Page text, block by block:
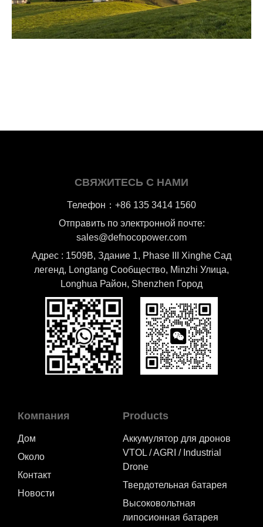
СВЯЖИТЕСЬ С НАМИ
Телефон：+86 135 3414 1560
Отправить по электронной почте:
sales@defnocopower.com
Адрес : 1509B, Здание 1, Phase III Xinghe Сад
легенд, Longtang Cообщество, Minzhi Улица,
Longhua Район, Shenzhen Город
Компания
Дом
Около
Контакт
Новости
Products
Аккумулятор для дронов
VTOL / AGRI / Industrial
Drone
Твердотельная батарея
Высоковольтная
липосионная батарея